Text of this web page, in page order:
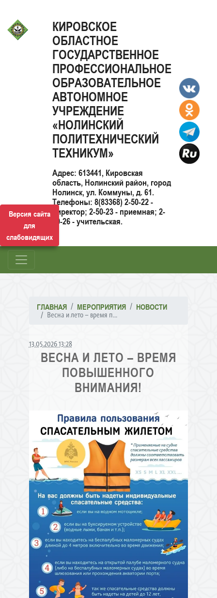
Версия сайта
для
слабовидящих
КИРОВСКОЕ
ОБЛАСТНОЕ
ГОСУДАРСТВЕННОЕ
ПРОФЕССИОНАЛЬНОЕ
ОБРАЗОВАТЕЛЬНОЕ
АВТОНОМНОЕ
УЧРЕЖДЕНИЕ
«НОЛИНСКИЙ
ПОЛИТЕХНИЧЕСКИЙ
ТЕХНИКУМ»
Адрес: 613441, Кировская
область, Нолинский район, город
Нолинск, ул. Коммуны, д. 61.
Телефоны: 8(83368) 2-50-22 -
директор; 2-50-23 - приемная; 2-
50-26 - учительская.
ГЛАВНАЯ МЕРОПРИЯТИЯ НОВОСТИ
Весна и лето – время п...
13.05.2026 13:28
ВЕСНА И ЛЕТО – ВРЕМЯ
ПОВЫШЕННОГО
ВНИМАНИЯ!